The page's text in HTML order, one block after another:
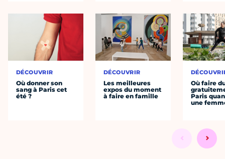
DÉCOUVRIR
Où donner son
sang à Paris cet
été ?
DÉCOUVRIR
Les meilleures
expos du moment
à faire en famille
Où faire
Paris
une